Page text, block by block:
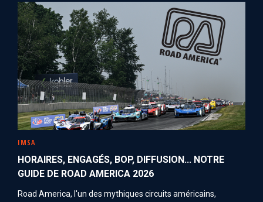
IMSA
HORAIRES, ENGAGÉS, BOP, DIFFUSION... NOTRE
GUIDE DE ROAD AMERICA 2026
Road America, l'un des mythiques circuits américains,